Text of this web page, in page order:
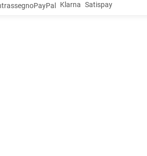
PayPal Klarna Satispay